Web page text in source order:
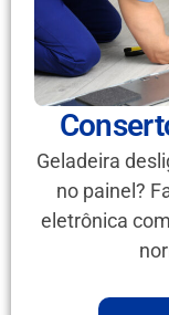
Geladeira
no painel?
eletrônica